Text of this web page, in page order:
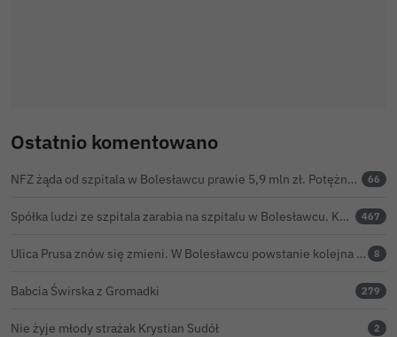
Ostatnio komentowano
NFZ żąda od szpitala w Bolesławcu prawie 5,9 mln zł. Potężny cios po kontroli rozliczeń 66
Spółka ludzi ze szpitala zarabia na szpitalu w Bolesławcu. Kwoty pozostają tajne 467
Ulica Prusa znów się zmieni. W Bolesławcu powstanie kolejna ceramiczna mozaika 8
Babcia Świrska z Gromadki 279
Nie żyje młody strażak Krystian Sudół 2